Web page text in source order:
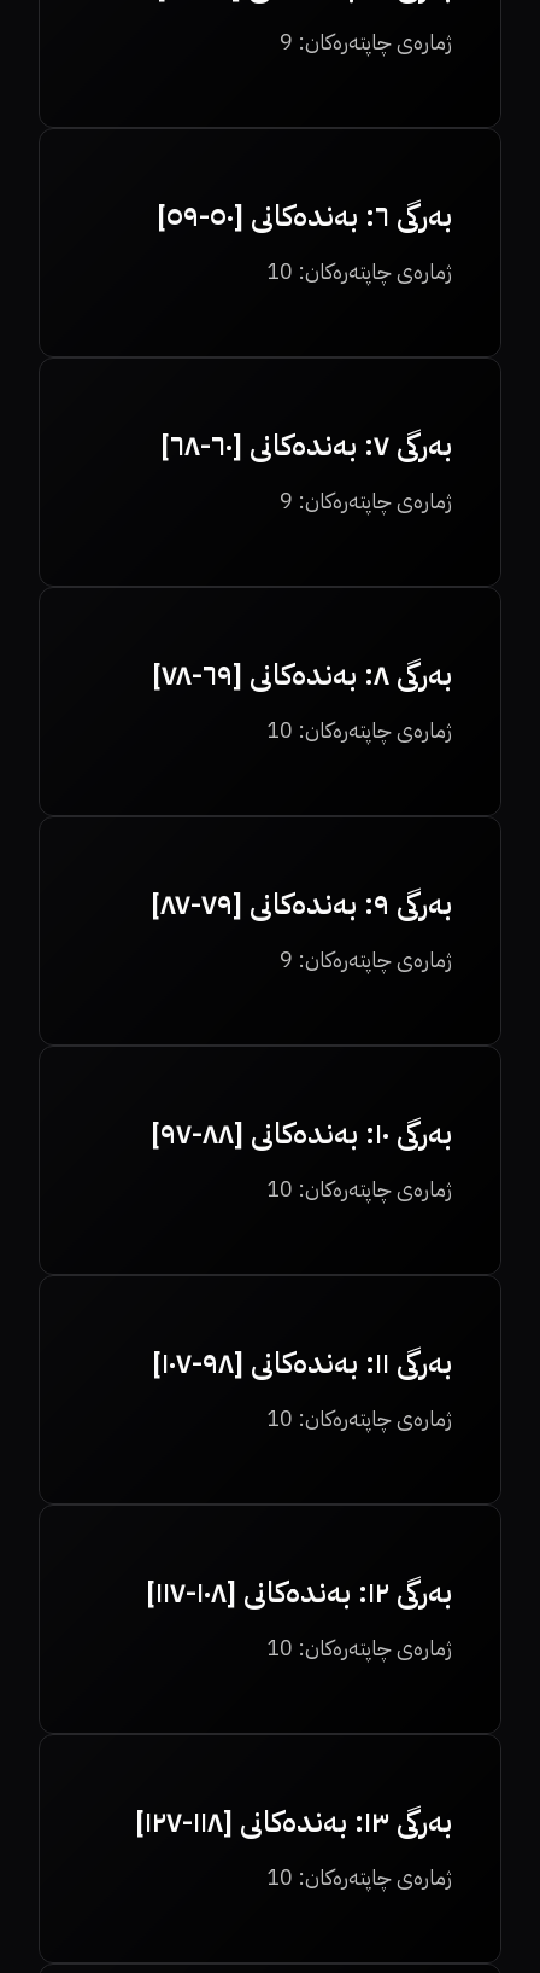
ژمارەی چاپتەرەکان: 9
بەرگی ٦: بەندەکانی [٥٠-٥٩]
ژمارەی چاپتەرەکان: 10
بەرگی ٧: بەندەکانی [٦٠-٦٨]
ژمارەی چاپتەرەکان: 9
بەرگی ٨: بەندەکانی [٦٩-٧٨]
ژمارەی چاپتەرەکان: 10
بەرگی ٩: بەندەکانی [٧٩-٨٧]
ژمارەی چاپتەرەکان: 9
بەرگی ١٠: بەندەکانی [٨٨-٩٧]
ژمارەی چاپتەرەکان: 10
بەرگی ١١: بەندەکانی [٩٨-١٠٧]
ژمارەی چاپتەرەکان: 10
بەرگی ١٢: بەندەکانی [١٠٨-١١٧]
ژمارەی چاپتەرەکان: 10
بەرگی ١٣: بەندەکانی [١١٨-١٢٧]
ژمارەی چاپتەرەکان: 10